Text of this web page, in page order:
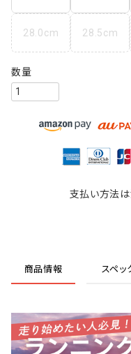
28.0cm 28.5cm
支払い方法は
商品情報 スペッ